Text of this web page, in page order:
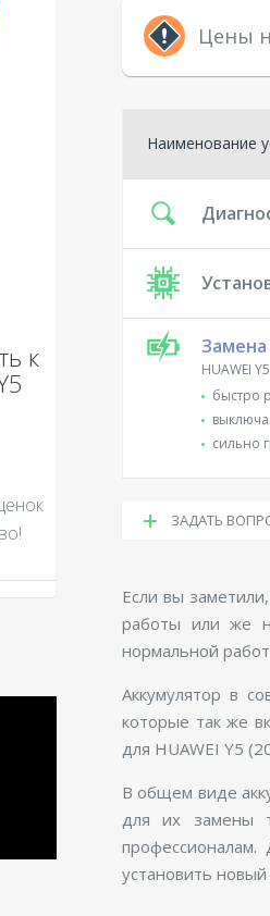
к
Цены
Наименование
HUAWEI
быстро
сильно
ЗАДАТЬ
Если вы
работы или же
нормальной
Аккумулятор в
которые так же
для HUAWEI Y5
В общем виде
для их замены
установить